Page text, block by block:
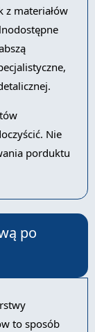
z materiałów
Nie
porduktu
po
to sposób